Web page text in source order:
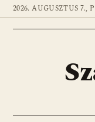
2026. AUGUSZTUS 7.,